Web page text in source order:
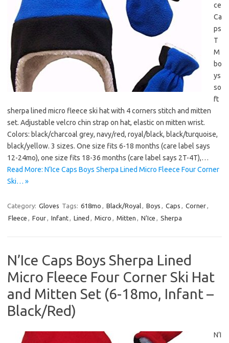
ce
Ca
ps
T
M
bo
ys
so
ft
sherpa lined micro fleece ski hat with 4 corners stitch and mitten
set. Adjustable velcro chin strap on hat, elastic on mitten wrist.
Colors: black/charcoal grey, navy/red, royal/black, black/turquoise,
black/yellow. 3 sizes. One size fits 6-18 months (care label says
12-24mo), one size fits 18-36 months (care label says 2T-4T),…
Read More: N’Ice Caps Boys Sherpa Lined Micro Fleece Four Corner
Ski… »
Category: Gloves Tags: 618mo , Black/Royal, Boys , Caps , Corner,
Fleece , Four, Infant, Lined , Micro , Mitten , N'Ice , Sherpa
N’Ice Caps Boys Sherpa Lined
Micro Fleece Four Corner Ski Hat
and Mitten Set (6-18mo, Infant –
Black/Red)
N’I